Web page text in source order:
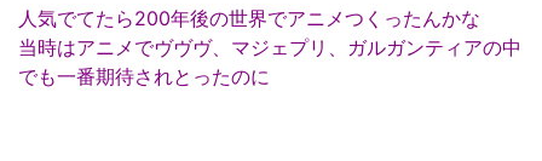
人気でてたら200年後の世界でアニメつくったんかな
当時はアニメでヴヴヴ、マジェプリ、ガルガンティアの中
でも一番期待されとったのに